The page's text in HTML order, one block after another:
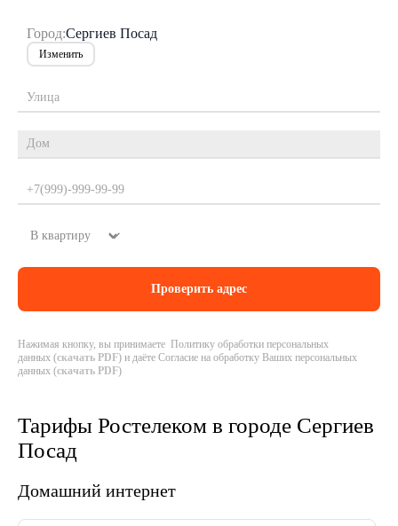
Город:Сергиев Посад
Изменить
Нажимая кнопку, вы принимаете Политику обработки персональных
данных (скачать PDF) и даёте Согласие на обработку Ваших персональных
данных (скачать PDF)
Тарифы Ростелеком в городе Сергиев
Посад
Домашний интернет